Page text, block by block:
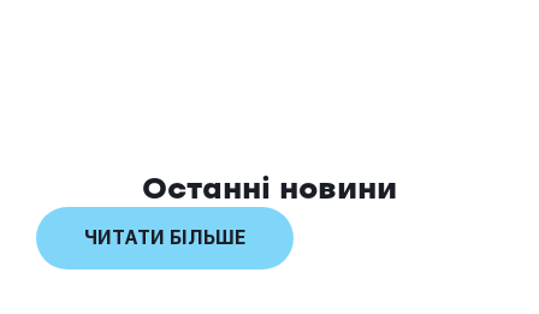
Останні новини
ЧИТАТИ БІЛЬШЕ